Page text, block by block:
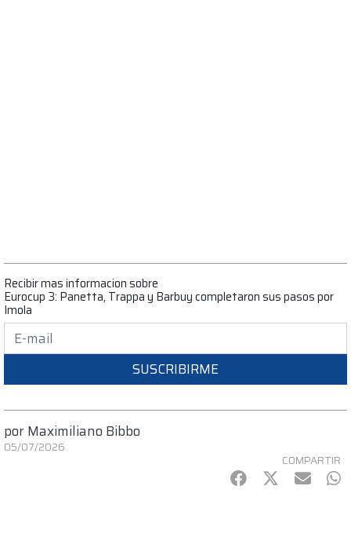
Recibir mas informacion sobre
Eurocup 3: Panetta, Trappa y Barbuy completaron sus pasos por
Imola
SUSCRIBIRME
por Maximiliano Bibbo
05/07/2026
COMPARTIR
Facebook
Twitter
mail